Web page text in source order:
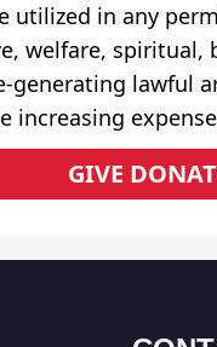
utilized in any
welfare, spiritual,
generating lawful
increasing
GIVE